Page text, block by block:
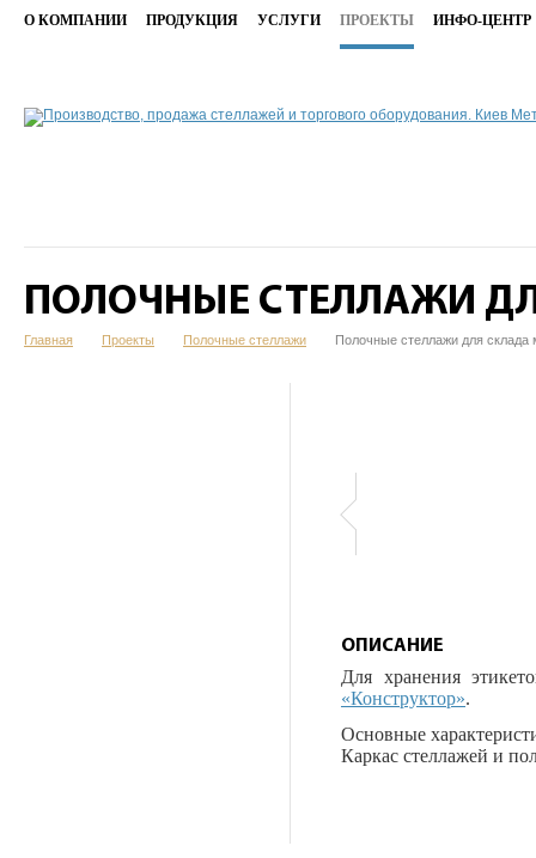
О КОМПАНИИ ПРОДУКЦИЯ УСЛУГИ ПРОЕКТЫ ИНФО-ЦЕНТР
ПОЛОЧНЫЕ СТЕЛЛАЖИ
Главная Проекты Полочные стеллажи Полочные стеллажи для склада
ОПИСАНИЕ
Для хранения
«Конструктор».
Основные
Каркас стеллажей и